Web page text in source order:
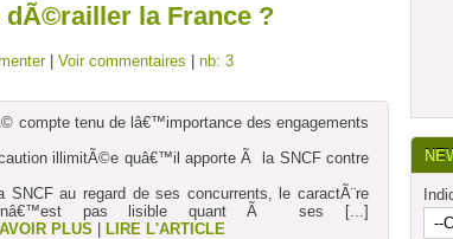
dÃ©railler la France ?
| Voir commentaires nb: 3
compte tenu de lâ€™importance des engagements
illimitÃ©e quâ€™il apporte Ã la SNCF contre
au regard de ses concurrents, le caractÃ¨re
pas lisible quant Ã ses [...]
PLUS LIRE L'ARTICLE